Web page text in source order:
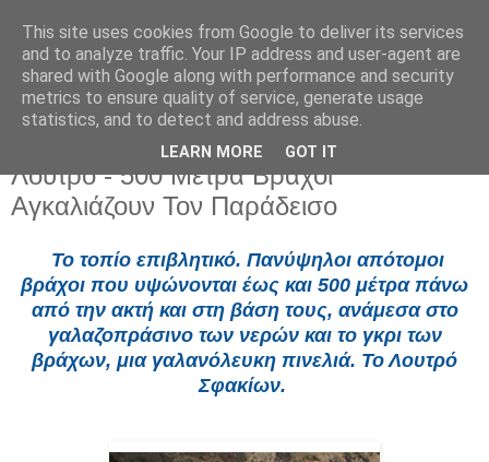
Τετάρτη 13 Μαΐου 2026
Λουτρό - 500 Μέτρα Βράχοι
Αγκαλιάζουν Τον Παράδεισο
Το τοπίο επιβλητικό. Πανύψηλοι απότομοι
βράχοι που υψώνονται έως και 500 μέτρα πάνω
από την ακτή και στη βάση τους, ανάμεσα στο
γαλαζοπράσινο των νερών και το γκρι των
βράχων, μια γαλανόλευκη πινελιά. Το Λουτρό
Σφακίων.
This site uses cookies from Google to deliver its services
and to analyze traffic. Your IP address and user-agent are
shared with Google along with performance and security
metrics to ensure quality of service, generate usage
statistics, and to detect and address abuse.
LEARN MORE GOT IT